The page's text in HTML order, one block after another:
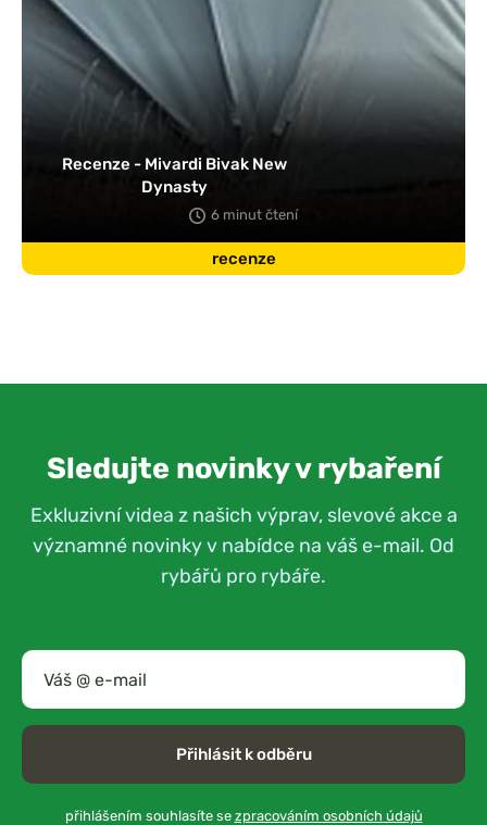
recenze
Recenze - Mivardi Bivak New
Dynasty
6 minut čtení
Sledujte novinky v rybaření
Exkluzivní videa z našich výprav, slevové akce a
významné novinky v nabídce na váš e-mail. Od
rybářů pro rybáře.
Přihlásit k odběru
přihlášením souhlasíte se zpracováním osobních údajů